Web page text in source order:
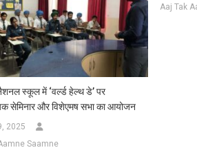
स्कूल में ‘वर्ल्ड हेल्थ डे’ पर
सेमिनार और विशेएमष सभा का आयोजन
2025
Saamne
Aaj Tak